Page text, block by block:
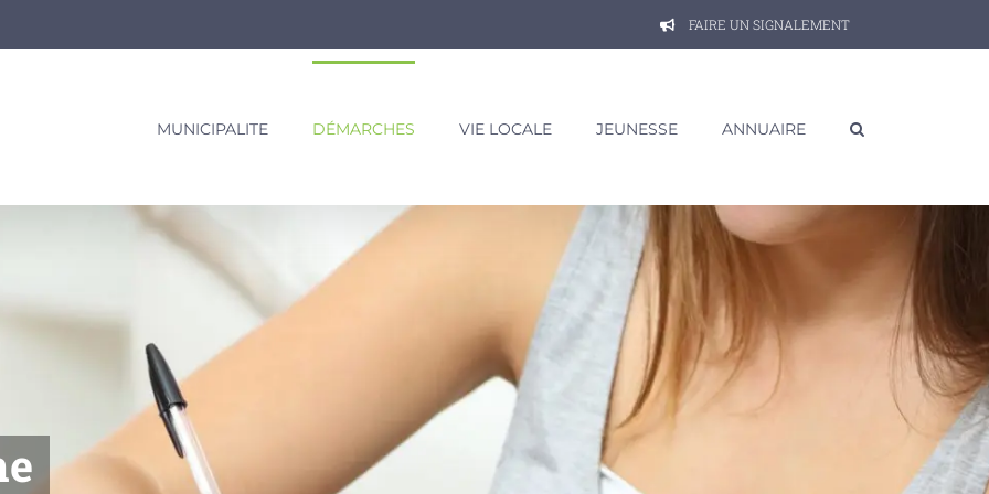
FAIRE UN SIGNALEMENT
MUNICIPALITE DÉMARCHES VIE LOCALE JEUNESSE ANNUAIRE